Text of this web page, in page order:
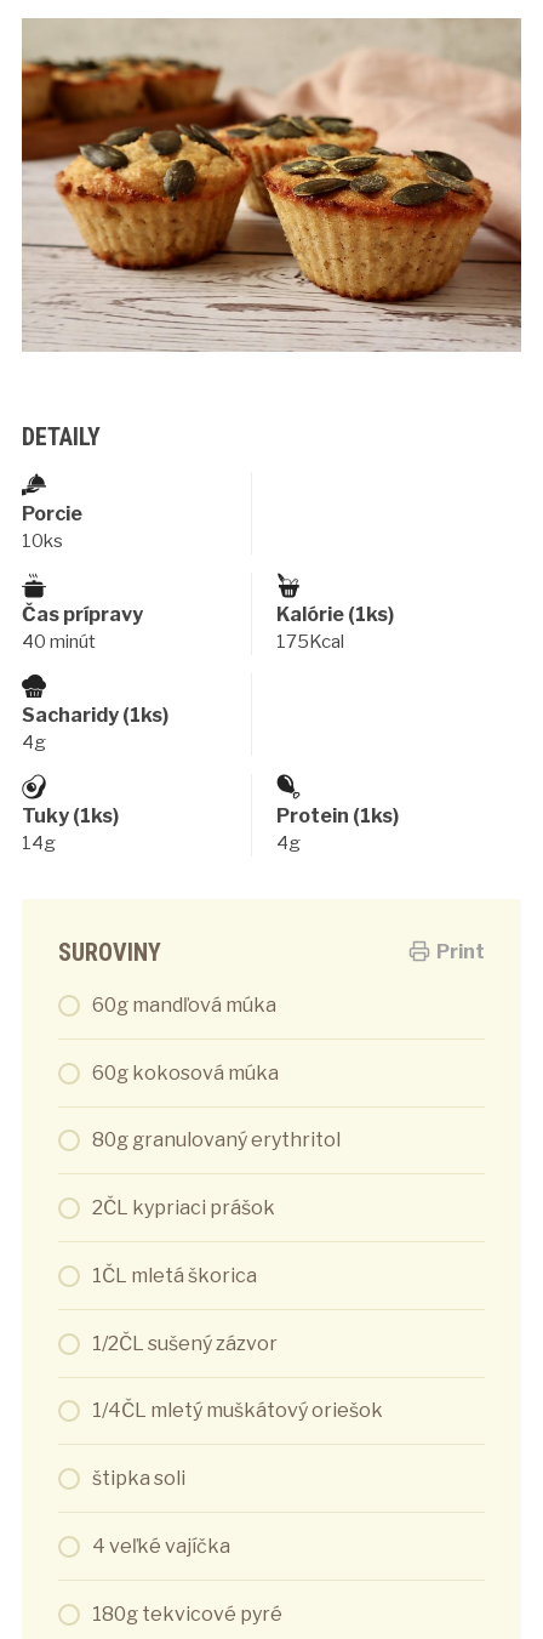
DETAILY
Porcie
10ks
Čas prípravy
40 minút
Kalórie (1ks)
175Kcal
Sacharidy (1ks)
4g
Tuky (1ks)
14g
Protein (1ks)
4g
Print
SUROVINY
60g mandľová múka
60g kokosová múka
80g granulovaný erythritol
2ČL kypriaci prášok
1ČL mletá škorica
1/2ČL sušený zázvor
1/4ČL mletý muškátový oriešok
štipka soli
4 veľké vajíčka
180g tekvicové pyré